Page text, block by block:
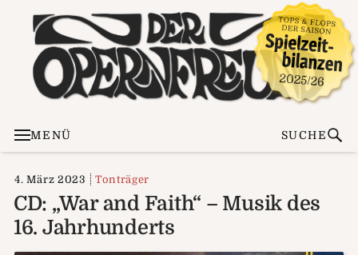
MENÜ SUCHE
4. März 2023 Tonträger
CD: „War and Faith“ – Musik des
16. Jahrhunderts